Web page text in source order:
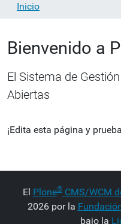
Inicio
Bienvenido a
El Sistema de
Abiertas
¡Edita esta página y
El Plone®CMS/WCM
2026 por la
bajo la